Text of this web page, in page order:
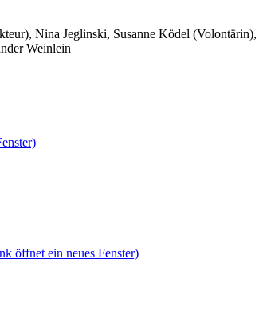
Nina Jeglinski, Susanne Ködel (Volontärin),
Weinlein
öffnet ein neues Fenster)